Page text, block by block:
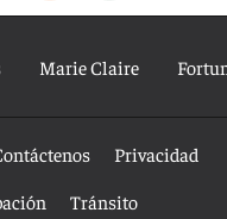
Marie Claire
Privacidad
Tránsito